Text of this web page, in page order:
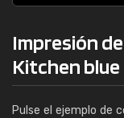
Impresión
Kitchen blue
Pulse el ejemplo de